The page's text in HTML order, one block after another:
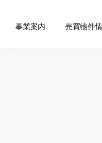
事業案内 売買物件